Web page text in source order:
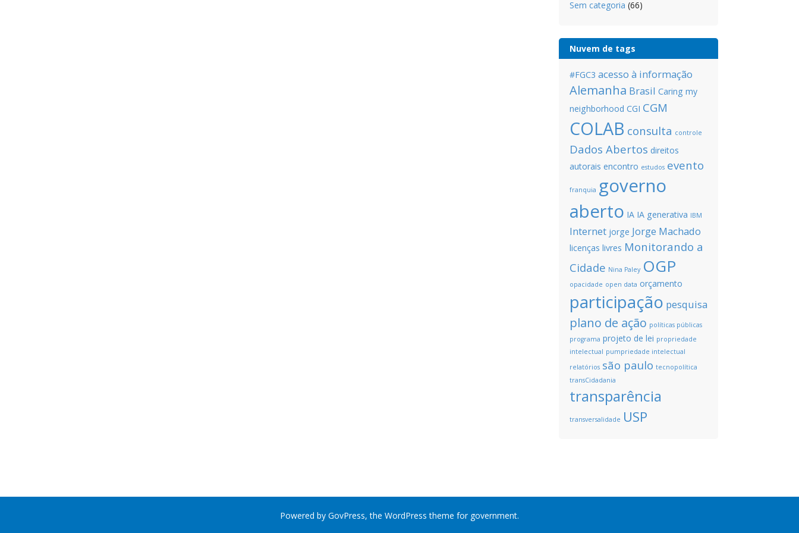
Sem categoria (66)
Nuvem de tags
#FGC3 acesso à informação
Alemanha Brasil Caring my
neighborhood CGI CGM
COLAB consulta controle
Dados Abertos direitos
autorais encontro estudos evento
franquia governo
aberto IA IA generativa IBM
Internet jorge Jorge Machado
licenças livres Monitorando a
Cidade Nina Paley OGP
opacidade open data orçamento
participação pesquisa
plano de ação políticas públicas
programa projeto de lei propriedade
intelectual pumpriedade intelectual
relatórios são paulo tecnopolítica
transCidadania
transparência
transversalidade USP
Powered by GovPress, the WordPress theme for government.